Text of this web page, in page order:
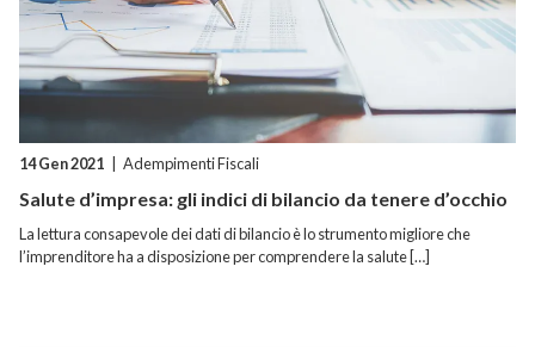
14 Gen 2021 Adempimenti Fiscali
Salute d’impresa: gli indici di bilancio da tenere d’occhio
La lettura consapevole dei dati di bilancio è lo strumento migliore che
l’imprenditore ha a disposizione per comprendere la salute […]